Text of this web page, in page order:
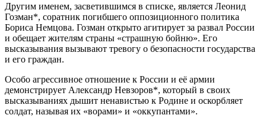
Другим именем, засветившимся в списке, является Леонид
Гозман*, соратник погибшего оппозиционного политика
Бориса Немцова. Гозман открыто агитирует за развал России
и обещает жителям страны «страшную бойню». Его
высказывания вызывают тревогу о безопасности государства
и его граждан.
Особо агрессивное отношение к России и её армии
демонстрирует Александр Невзоров*, который в своих
высказываниях дышит ненавистью к Родине и оскорбляет
солдат, называя их «ворами» и «оккупантами».